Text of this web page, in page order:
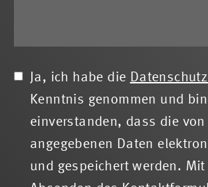
Ja, ich habe die
Kenntnis genommen und
einverstanden, dass die
angegebenen Daten
und gespeichert werden. Mit